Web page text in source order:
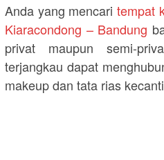
Anda yang mencari tempat
Kiaracondong – Bandung
privat maupun semi-
terjangkau dapat
makeup dan tata rias